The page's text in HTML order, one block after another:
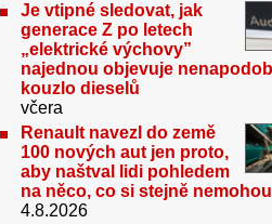
Je vtipné sledovat, jak
generace Z po letech
„elektrické výchovy”
najednou objevuje
kouzlo dieselů
včera
Renault navezl do země
100 nových aut jen proto,
aby naštval lidi pohledem
na něco, co si stejně
4.8.2026